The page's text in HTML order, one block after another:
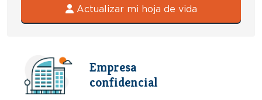
Empresa
confidencial
Actualizar mi hoja de vida